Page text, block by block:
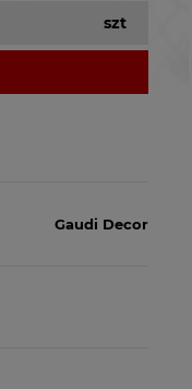
szt
Gaudi Decor